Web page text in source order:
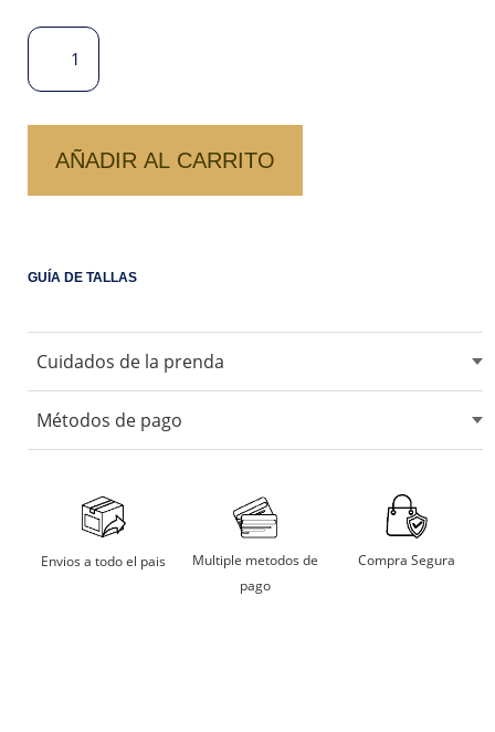
PANTALON
CHANEL
AÑADIR AL CARRITO
GUÍA DE TALLAS
Cuidados de la prenda
No usar maquina secadora.
Secarlo en sombra.
Planchar a temperatura moderada
Métodos de pago
Aceptamos tarjetas de crédito, débito, transferencias
bancarias y billeteras digitales.
Envios a todo el pais
Multiple metodos de
pago
Compra Segura